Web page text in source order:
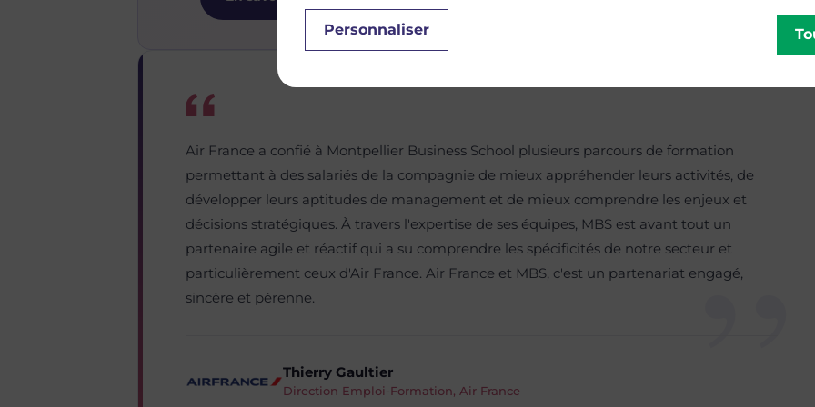
Air France a confié à Montpellier Business School plusieurs parcours de formation
permettant à des salariés de la compagnie de mieux appréhender leurs activités, de
développer leurs aptitudes de management et de mieux comprendre les enjeux et
décisions stratégiques. À travers l'expertise de ses équipes, MBS est avant tout un
partenaire agile et réactif qui a su comprendre les spécificités de notre secteur et
particulièrement ceux d'Air France. Air France et MBS, c'est un partenariat engagé,
sincère et pérenne.
Thierry Gaultier
Direction Emploi-Formation, Air France
Personnaliser